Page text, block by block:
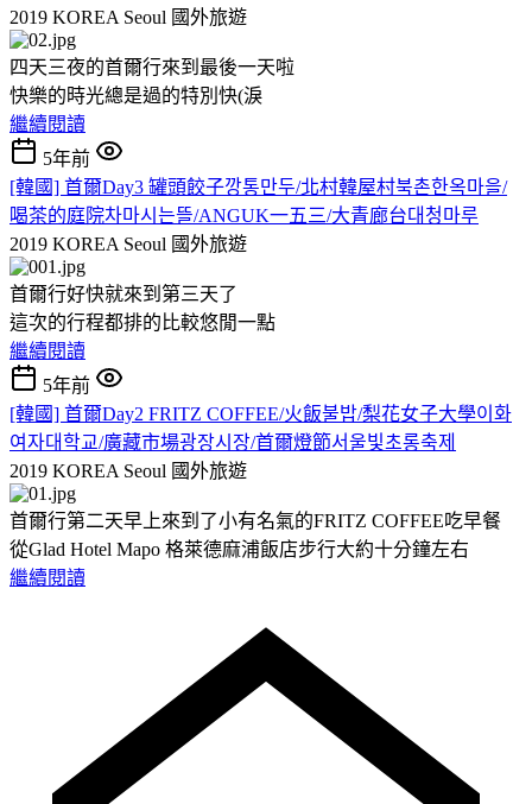
2019 KOREA Seoul 國外旅遊
四天三夜的首爾行來到最後一天啦
快樂的時光總是過的特別快(淚
繼續閱讀
5年前
[韓國] 首爾Day3 罐頭餃子깡통만두/北村韓屋村북촌한옥마을/
喝茶的庭院차마시는뜰/ANGUK一五三/大青廊台대청마루
2019 KOREA Seoul 國外旅遊
首爾行好快就來到第三天了
這次的行程都排的比較悠閒一點
繼續閱讀
5年前
[韓國] 首爾Day2 FRITZ COFFEE/火飯불밥/梨花女子大學이화
여자대학교/廣藏市場광장시장/首爾燈節서울빛초롱축제
2019 KOREA Seoul 國外旅遊
首爾行第二天早上來到了小有名氣的FRITZ COFFEE吃早餐
從Glad Hotel Mapo 格萊德麻浦飯店步行大約十分鐘左右
繼續閱讀